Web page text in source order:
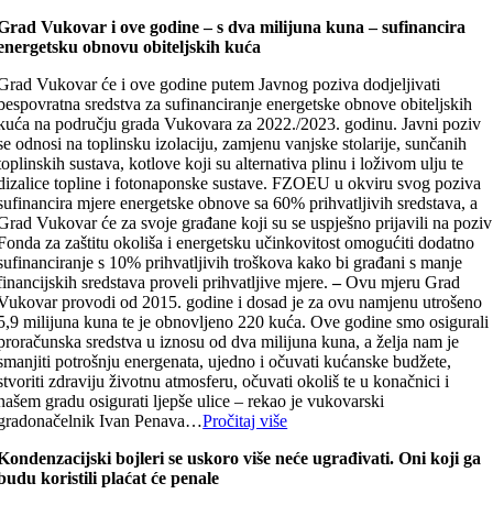
Vukovar i ove godine – s dva milijuna kuna – sufinancira
obnovu obiteljskih kuća
Vukovar će i ove godine putem Javnog poziva dodjeljivati
sredstva za sufinanciranje energetske obnove obiteljskih
na području grada Vukovara za 2022./2023. godinu. Javni poziv
odnosi na toplinsku izolaciju, zamjenu vanjske stolarije, sunčanih
sustava, kotlove koji su alternativa plinu i loživom ulju te
topline i fotonaponske sustave. FZOEU u okviru svog poziva
mjere energetske obnove sa 60% prihvatljivih sredstava, a
Vukovar će za svoje građane koji su se uspješno prijavili na poziv
za zaštitu okoliša i energetsku učinkovitost omogućiti dodatno
s 10% prihvatljivih troškova kako bi građani s manje
sredstava proveli prihvatljive mjere.–Ovu mjeru Grad
provodi od 2015. godine i dosad je za ovu namjenu utrošeno
milijuna kuna te je obnovljeno 220 kuća. Ove godine smo osigurali
sredstva u iznosu od dva milijuna kuna, a želja nam je
potrošnju energenata, ujedno i očuvati kućanske budžete,
zdraviju životnu atmosferu, očuvati okoliš te u konačnici i
gradu osigurati ljepše ulice – rekao je vukovarski
Ivan Penava…Pročitaj više
bojleri se uskoro više neće ugrađivati. Oni koji ga
koristili plaćat će penale